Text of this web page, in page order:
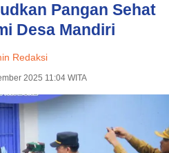
Pangan Sehat
Desa Mandiri
Redaksi
2025 11:04 WITA